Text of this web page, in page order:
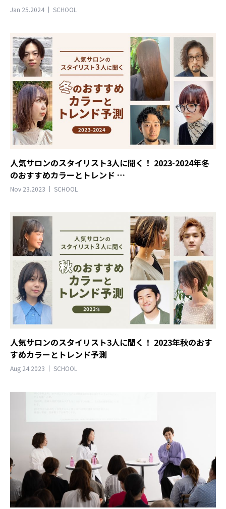
Jan 25.2024 SCHOOL
人気サロンのスタイリスト3人に聞く！ 2023-2024年冬
のおすすめカラーとトレンド …
Nov 23.2023 SCHOOL
人気サロンのスタイリスト3人に聞く！ 2023年秋のおす
すめカラーとトレンド予測
Aug 24.2023 SCHOOL